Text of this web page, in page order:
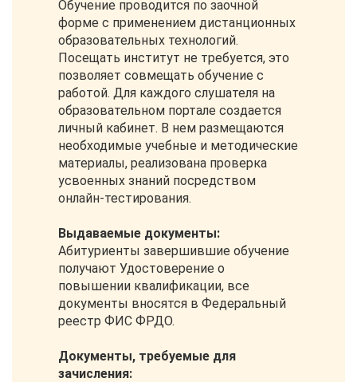
Обучение проводится по заочной
форме с применением дистанционных
образовательных технологий.
Посещать институт не требуется, это
позволяет совмещать обучение с
работой. Для каждого слушателя на
образовательном портале создается
личный кабинет. В нем размещаются
необходимые учебные и методические
материалы, реализована проверка
усвоенных знаний посредством
онлайн-тестирования.
Выдаваемые документы:
Абитуриенты завершившие обучение
получают Удостоверение о
повышении квалификации, все
документы вносятся в Федеральный
реестр ФИС ФРДО.
Документы, требуемые для
зачисления: